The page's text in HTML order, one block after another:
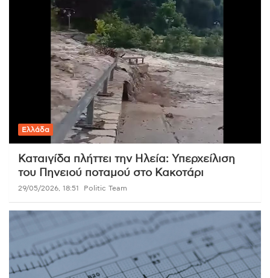
Ελλάδα
Καταιγίδα πλήττει την Ηλεία: Υπερχείλιση
του Πηνειού ποταμού στο Κακοτάρι
29/05/2026, 18:51 Politic Team